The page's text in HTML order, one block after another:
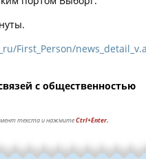
First_Person/
с общественностью
текста и нажмитеCtrl+Enter.